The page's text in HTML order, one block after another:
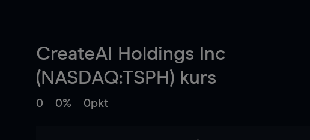
CreateAI Holdings Inc
(NASDAQ:TSPH) kurs
0 0% 0pkt